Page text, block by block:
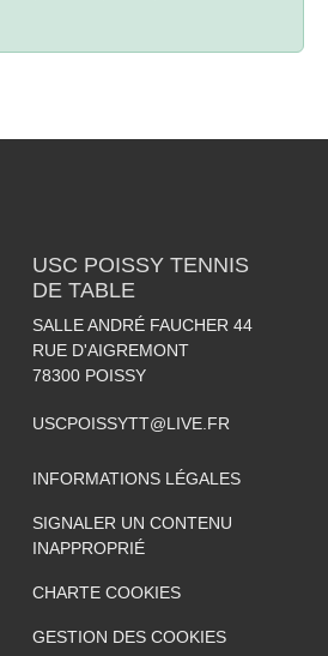
USC POISSY TENNIS
DE TABLE
SALLE ANDRÉ FAUCHER 44
RUE D'AIGREMONT
78300 POISSY
USCPOISSYTT@LIVE.FR
INFORMATIONS LÉGALES
SIGNALER UN CONTENU
INAPPROPRIÉ
CHARTE COOKIES
GESTION DES COOKIES